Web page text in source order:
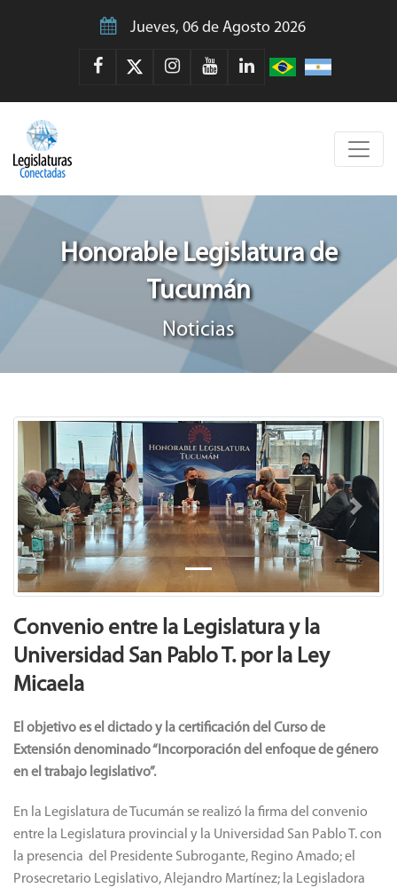
Jueves, 06 de Agosto 2026
Honorable Legislatura de
Tucumán
Noticias
Previous Next
Convenio entre la Legislatura y la
Universidad San Pablo T. por la Ley
Micaela
El objetivo es el dictado y la certificación del Curso de
Extensión denominado “Incorporación del enfoque de género
en el trabajo legislativo”.
En la Legislatura de Tucumán se realizó la firma del convenio
entre la Legislatura provincial y la Universidad San Pablo T. con
la presencia del Presidente Subrogante, Regino Amado; el
Prosecretario Legislativo, Alejandro Martínez; la Legisladora